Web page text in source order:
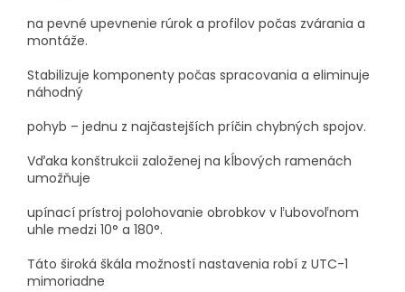
na pevné upevnenie rúrok a profilov počas zvárania a
montáže.
Stabilizuje komponenty počas spracovania a eliminuje
náhodný
pohyb – jednu z najčastejších príčin chybných spojov.
Vďaka konštrukcii založenej na kĺbových ramenách
umožňuje
upínací prístroj polohovanie obrobkov v ľubovoľnom
uhle medzi 10° a 180°.
Táto široká škála možností nastavenia robí z UTC-1
mimoriadne